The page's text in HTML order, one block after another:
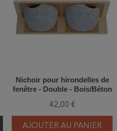
Nichoir pour hirondelles de
fenêtre - Double - Bois/Béton
310/2)
42,00 €
AJOUTER AU PANIER